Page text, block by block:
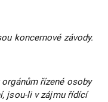
koncernové závody.
řízené osoby
jsou-li v zájmu řídící